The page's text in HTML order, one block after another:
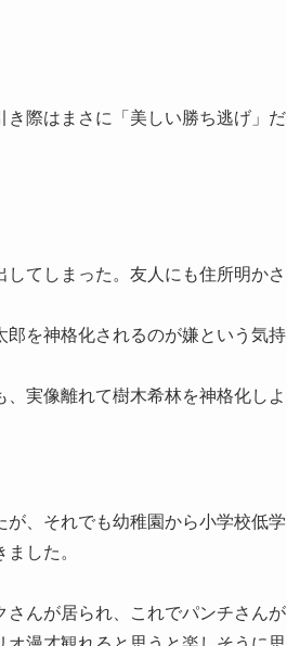
き際はまさに「美しい勝ち逃げ」だ
てしまった。友人にも住所明かさ
を神格化されるのが嫌という気持
実像離れて樹木希林を神格化しよ
、それでも幼稚園から小学校低学
した。
んが居られ、これでパンチさんが